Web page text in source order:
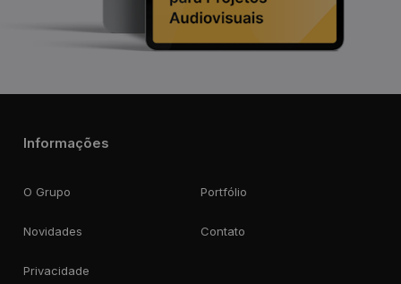
Informações
O Grupo Portfólio
Novidades Contato
Privacidade